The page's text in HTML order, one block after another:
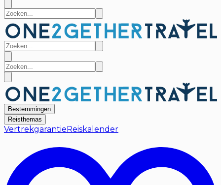
Bestemmingen
Reisthemas
Vertrekgarantie Reiskalender